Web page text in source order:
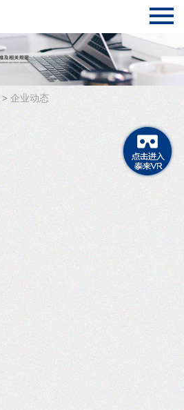
>企业动态